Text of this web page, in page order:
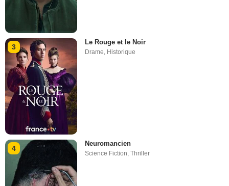
3
Le Rouge et le Noir
Drame, Historique
4
Neuromancien
Science Fiction ,Thriller